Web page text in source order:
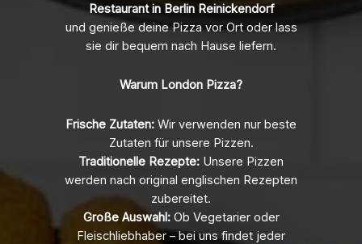
Restaurant in Berlin Reinickendorf
und genieße deine Pizza vor Ort oder lass
sie dir bequem nach Hause liefern.
Warum London Pizza?
Frische Zutaten: Wir verwenden nur beste
Zutaten für unsere Pizzen.
Traditionelle Rezepte: Unsere Pizzen
werden nach original englischen Rezepten
zubereitet.
Große Auswahl:Ob Vegetarier oder
Fleischliebhaber – bei uns findet jeder